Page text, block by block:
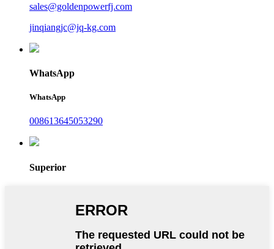
sales@goldenpowerfj.com
jinqiangjc@jq-kg.com
WhatsApp
WhatsApp
008613645053290
Superior